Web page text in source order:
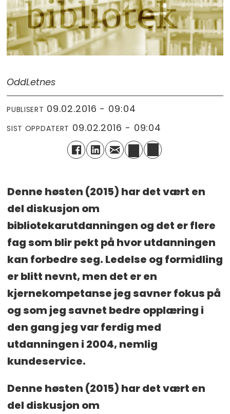
OddLetnes
PUBLISERT 09.02.2016 - 09:04
SIST OPPDATERT 09.02.2016 - 09:04
Denne høsten (2015) har det vært en
del diskusjon om
bibliotekarutdanningen og det er flere
fag som blir pekt på hvor utdanningen
kan forbedre seg. Ledelse og formidling
er blitt nevnt, men det er en
kjernekompetanse jeg savner fokus på
og som jeg savnet bedre opplæring i
den gang jeg var ferdig med
utdanningen i 2004, nemlig
kundeservice.
Denne høsten (2015) har det vært en
del diskusjon om